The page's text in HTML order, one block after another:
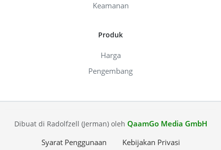
Keamanan
Produk
Harga
Pengembang
Dibuat di Radolfzell (Jerman) oleh QaamGo Media GmbH
Syarat Penggunaan
Kebijakan Privasi